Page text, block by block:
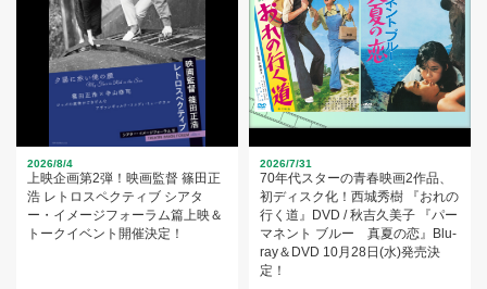
2026/8/4
上映企画第2弾！映画監督 篠田正
浩 レトロスペクティブ シアタ
ー・イメージフォーラム篇上映＆
トークイベント開催決定！
2026/7/31
70年代スターの青春映画2作品、
初ディスク化！西城秀樹 『おれの
行く道』DVD / 秋吉久美子 『パー
マネント ブルー 真夏の恋』Blu-
ray＆DVD 10月28日(水)発売決
定！